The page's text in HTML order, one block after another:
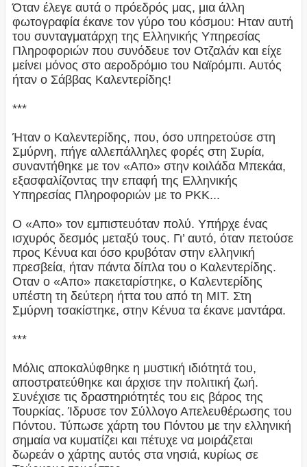
Όταν έλεγε αυτά ο πρόεδρός μας, μια άλλη
φωτογραφία έκανε τον γύρο του κόσμου: Ηταν αυτή
του συνταγματάρχη της Ελληνικής Υπηρεσίας
Πληροφοριών που συνόδευε τον Οτζαλάν και είχε
μείνει μόνος στο αεροδρόμιο του Ναϊρόμπι. Αυτός
ήταν ο Σάββας Καλεντερίδης!
***
Ήταν ο Καλεντερίδης, που, όσο υπηρετούσε στη
Σμύρνη, πήγε αλλεπάλληλες φορές στη Συρία,
συναντήθηκε με τον «Απο» στην κοιλάδα Μπεκάα,
εξασφαλίζοντας την επαφή της Ελληνικής
Υπηρεσίας Πληροφοριών με το ΡΚΚ...
Ο «Απο» τον εμπιστευόταν πολύ. Υπήρχε ένας
ισχυρός δεσμός μεταξύ τους. Γι’ αυτό, όταν πετούσε
προς Κένυα και όσο κρυβόταν στην ελληνική
πρεσβεία, ήταν πάντα δίπλα του ο Καλεντερίδης.
Οταν ο «Απο» πακεταρίστηκε, ο Καλεντερίδης
υπέστη τη δεύτερη ήττα του από τη ΜΙΤ. Στη
Σμύρνη τσακίστηκε, στην Κένυα τα έκανε μαντάρα.
***
Μόλις αποκαλύφθηκε η μυστική ιδιότητά του,
αποστρατεύθηκε και άρχισε την πολιτική ζωή.
Συνέχισε τις δραστηριότητές του εις βάρος της
Τουρκίας. Ίδρυσε τον Σύλλογο Απελευθέρωσης του
Πόντου. Τύπωσε χάρτη του Πόντου με την ελληνική
σημαία να κυματίζει και πέτυχε να μοιράζεται
δωρεάν ο χάρτης αυτός στα νησιά, κυρίως σε